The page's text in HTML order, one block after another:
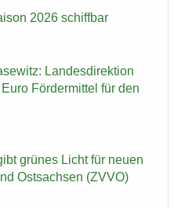
2026 schiff­bar
Lan­des­di­rek­ti­on
För­der­mit­tel für den
grü­nes Licht für neuen
Ost­sach­sen (ZVVO)